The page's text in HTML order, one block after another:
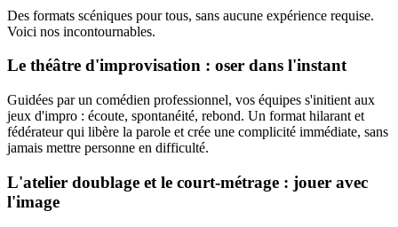
Des formats scéniques pour tous, sans aucune expérience requise.
Voici nos incontournables.
Le théâtre d'improvisation : oser dans l'instant
Guidées par un comédien professionnel, vos équipes s'initient aux
jeux d'impro : écoute, spontanéité, rebond. Un format hilarant et
fédérateur qui libère la parole et crée une complicité immédiate, sans
jamais mettre personne en difficulté.
L'atelier doublage et le court-métrage : jouer avec
l'image